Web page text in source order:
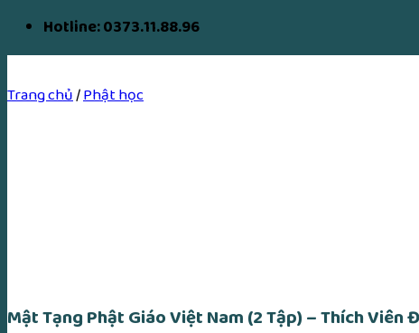
Hotline: 0373.11.88.96
Trang chủ/Phật học
Mật Tạng Phật Giáo Việt Nam (2 Tập) – Thích Viên